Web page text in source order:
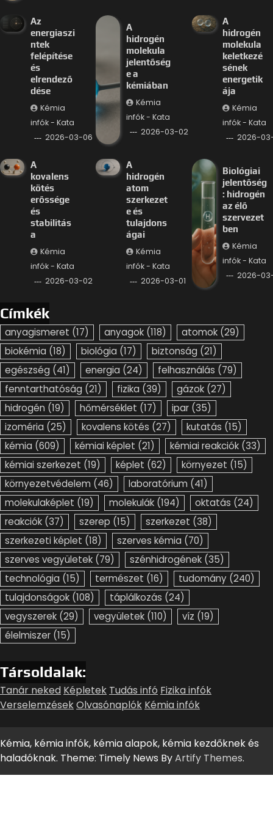
Az
energiaszi
ntek
felépítése
és
elrendező
dése
Kémia
infók - Kata
2026-03-06
A
hidrogén
molekula
jelentőség
e a
kémiában
Kémia
infók - Kata
2026-03-02
A
hidrogén
molekula
keletkezé
sének
energetik
ája
Kémia
infók - Kata
2026-
A
kovalens
kötés
erőssége
és
stabilitás
a
Kémia
infók - Kata
2026-03-02
A
hidrogén
atom
szerkezet
e és
tulajdons
ágai
Kémia
infók - Kata
2026-03-01
Biológiai
jelentőség
: hidrogén
az élő
szervezet
ben
Kémia
infók - Kata
2026-
Címkék
anyagismeret (17) anyagok (118) atomok (29)
biokémia (18) biológia (17) biztonság (21)
egészség (41) energia (24) felhasználás (79)
fenntarthatóság (21) fizika (39) gázok (27)
hidrogén (19) hőmérséklet (17) ipar (35)
izoméria (25) kovalens kötés (27) kutatás (15)
kémia (609) kémiai képlet (21) kémiai reakciók (33)
kémiai szerkezet (19) képlet (62) környezet (15)
környezetvédelem (46) laboratórium (41)
molekulaképlet (19) molekulák (194) oktatás (24)
reakciók (37) szerep (15) szerkezet (38)
szerkezeti képlet (18) szerves kémia (70)
szerves vegyületek (79) szénhidrogének (35)
technológia (15) természet (16) tudomány (240)
tulajdonságok (108) táplálkozás (24)
vegyszerek (29) vegyületek (110) víz (19)
élelmiszer (15)
Társoldalak:
Tanár neked Képletek Tudás infó Fizika infók
VerselemzésekOlvasónaplók Kémia infók
Kémia, kémia infók, kémia alapok, kémia kezdőknek és
haladóknak. Theme: Timely News ByArtify Themes.